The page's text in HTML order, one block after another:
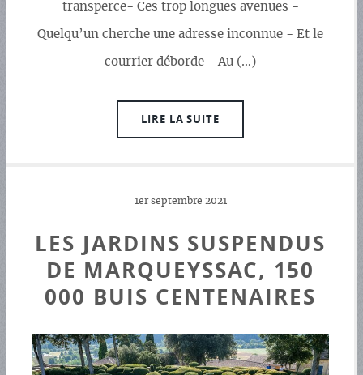
transperce- Ces trop longues avenues -
Quelqu’un cherche une adresse inconnue - Et le
courrier déborde - Au (…)
LIRE LA SUITE
1er septembre 2021
LES JARDINS SUSPENDUS
DE MARQUEYSSAC, 150
000 BUIS CENTENAIRES